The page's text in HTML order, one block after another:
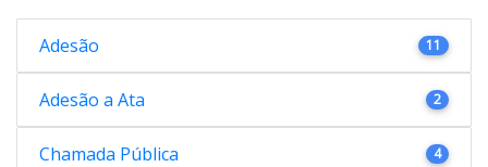
Adesão 11
Adesão a Ata 2
Chamada Pública 4